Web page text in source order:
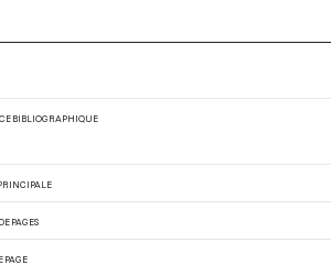
BIBLIOGRAPHIQUE
PAGES
PAGE